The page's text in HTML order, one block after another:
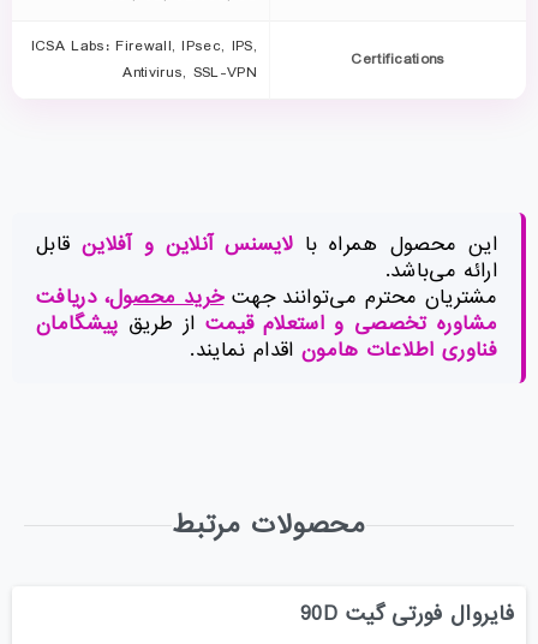
Certifications
ICSA Labs: Firewall, IPsec, IPS,
Antivirus, SSL-VPN
این محصول همراه بالایسنس آنلاین و آفلاینقابل
ارائه می‌باشد.
مشتریان محترم می‌توانند جهتخرید محصول، دریافت
مشاوره تخصصی و استعلام قیمت از طریق پیشگامان
فناوری اطلاعات هامون اقدام نمایند.
محصولات مرتبط
فایروال فورتی گیت 90D